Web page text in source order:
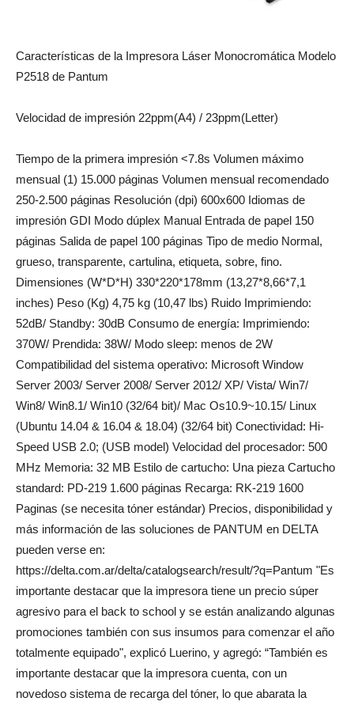
Características de la Impresora Láser Monocromática Modelo
P2518 de Pantum
Velocidad de impresión 22ppm(A4) / 23ppm(Letter)
Tiempo de la primera impresión <7.8s Volumen máximo
mensual (1) 15.000 páginas Volumen mensual recomendado
250-2.500 páginas Resolución (dpi) 600x600 Idiomas de
impresión GDI Modo dúplex Manual Entrada de papel 150
páginas Salida de papel 100 páginas Tipo de medio Normal,
grueso, transparente, cartulina, etiqueta, sobre, fino.
Dimensiones (W*D*H) 330*220*178mm (13,27*8,66*7,1
inches) Peso (Kg) 4,75 kg (10,47 lbs) Ruido Imprimiendo:
52dB/ Standby: 30dB Consumo de energía: Imprimiendo:
370W/ Prendida: 38W/ Modo sleep: menos de 2W
Compatibilidad del sistema operativo: Microsoft Window
Server 2003/ Server 2008/ Server 2012/ XP/ Vista/ Win7/
Win8/ Win8.1/ Win10 (32/64 bit)/ Mac Os10.9~10.15/ Linux
(Ubuntu 14.04 & 16.04 & 18.04) (32/64 bit) Conectividad: Hi-
Speed USB 2.0; (USB model) Velocidad del procesador: 500
MHz Memoria: 32 MB Estilo de cartucho: Una pieza Cartucho
standard: PD-219 1.600 páginas Recarga: RK-219 1600
Paginas (se necesita tóner estándar) Precios, disponibilidad y
más información de las soluciones de PANTUM en DELTA
pueden verse en:
https://delta.com.ar/delta/catalogsearch/result/?q=Pantum "Es
importante destacar que la impresora tiene un precio súper
agresivo para el back to school y se están analizando algunas
promociones también con sus insumos para comenzar el año
totalmente equipado", explicó Luerino, y agregó: “También es
importante destacar que la impresora cuenta, con un
novedoso sistema de recarga del tóner, lo que abarata la